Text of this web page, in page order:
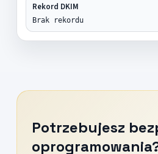
Rekord DKIM
Brak rekordu
Potrzebujesz